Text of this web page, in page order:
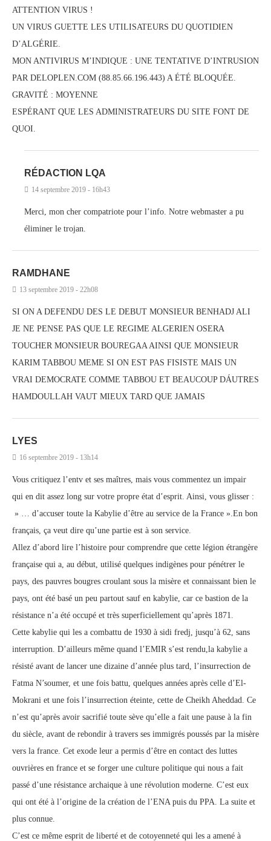
ATTENTION VIRUS !
UN VIRUS GUETTE LES UTILISATEURS DU QUOTIDIEN
D’ALGÉRIE.
MON ANTIVIRUS M’INDIQUE : UNE TENTATIVE D’INTRUSION
PAR DELOPLEN.COM (88.85.66.196.443) A ÉTÉ BLOQUÉE.
GRAVITÉ : MOYENNE
ESPÉRANT QUE LES ADMINISTRATEURS DU SITE FONT DE
QUOI.
RÉDACTION LQA
14 septembre 2019 - 16h43
Merci, mon cher compatriote pour l’info. Notre webmaster a pu
éliminer le trojan.
RAMDHANE
13 septembre 2019 - 22h08
SI ON A DEFENDU DES LE DEBUT MONSIEUR BENHADJ ALI
JE NE PENSE PAS QUE LE REGIME ALGERIEN OSERA
TOUCHER MONSIEUR BOUREGAA AINSI QUE MONSIEUR
KARIM TABBOU MEME SI ON EST PAS FISISTE MAIS UN
VRAI DEMOCRATE COMME TABBOU ET BEAUCOUP DÁUTRES
HAMDOULLAH VAUT MIEUX TARD QUE JAMAIS
LYES
16 septembre 2019 - 13h14
Vous critiquez l’entv et ses maîtres, mais vous commentez un impair
qui en dit assez long sur votre propre état d’esprit. Ainsi, vous glisser :
» … d’accuser toute la Kabylie d’être au service de la France ».En bon
français, ça veut dire qu’une partie est à son service.
Allez d’abord lire l’histoire pour comprendre que cette légion étrangère
française qui a, au début, utilisé quelques indigènes pour pénétrer le
pays, des pauvres bougres croulant sous la misère et connaissant bien le
pays, ont été basé un peu partout sauf en kabylie, car ce bastion de la
résistance n’a été occupé et très superficiellement qu’après 1871.
Cette kabylie qui les a combattu de 1930 à sidi fredj, jusqu’à 62, sans
interruption. D’ailleurs même quand l’EMIR s’est rendu,la kabylie a
résisté avant de lancer une dizaine d’année plus tard, l’insurrection de
Fatma N’soumer, et une fois battu, quelques années après celle d’El-
Mokrani et une fois l’insurrection éteinte, cette de Cheikh Aheddad. Ce
n’est qu’après avoir sacrifié toute sève qu’elle a fait une pause à la fin
du siècle, avant de rebondir à travers ses immigrés poussés par la misère
vers la france. Cet exode leur a permis d’être en contact des luttes
ouvrières en france et se forger une culture politique qui nous a fait
passé d’une résistance archaique à une révolution moderne. C’est eux
qui ont été à l’origine de la création de l’ENA puis du PPA. La suite et
plus connue.
C’est ce même esprit de liberté et de cotoyenneté qui les a amené à